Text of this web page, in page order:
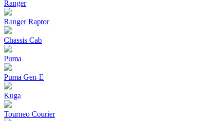
Ranger
Ranger Raptor
Chassis Cab
Puma
Puma Gen‑E
Kuga
Tourneo Courier